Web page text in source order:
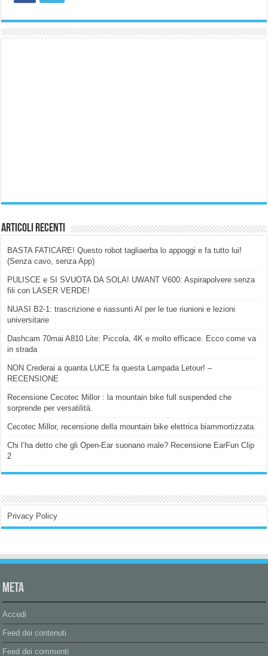
Articoli Recenti
BASTA FATICARE! Questo robot tagliaerba lo appoggi e fa tutto lui!
(Senza cavo, senza App)
PULISCE e SI SVUOTA DA SOLA! UWANT V600: Aspirapolvere senza
fili con LASER VERDE!
NUASI B2-1: trascrizione e riassunti AI per le tue riunioni e lezioni
universitarie
Dashcam 70mai A810 Lite: Piccola, 4K e molto efficace. Ecco come va
in strada
NON Crederai a quanta LUCE fa questa Lampada Letour! –
RECENSIONE
Recensione Cecotec Millor : la mountain bike full suspended che
sorprende per versatilità.
Cecotec Millor, recensione della mountain bike elettrica biammortizzata.
Chi l’ha detto che gli Open-Ear suonano male? Recensione EarFun Clip
2
Privacy Policy
Meta
Accedi
Feed dei contenuti
Feed dei commenti